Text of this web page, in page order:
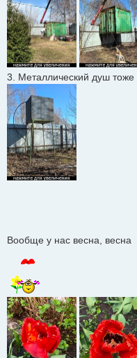
3. Подумываем
комплекса . Славно он
крутились, качались,
сохранность 90%, не
самовывозом.
Фото вот нашла, сын
привязаны веревки для
Как можно с
этого?
3. Металлический душ тоже
Вообще у нас весна, весна